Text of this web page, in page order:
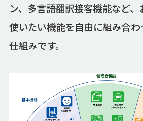
ン、多言語翻訳接客機能など
使いたい機能を自由に組み合わ
仕組みです。